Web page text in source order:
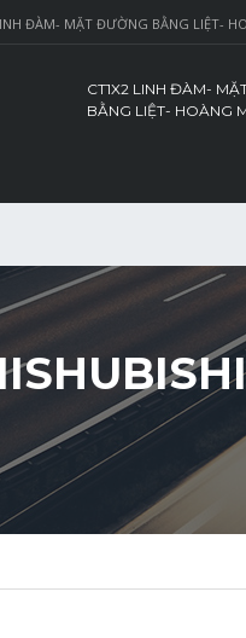
ĐÀM- MẶT ĐƯỜNG BẰNG LIỆT-
CT1X2 LINH ĐÀM-
BẰNG LIỆT- HOÀNG